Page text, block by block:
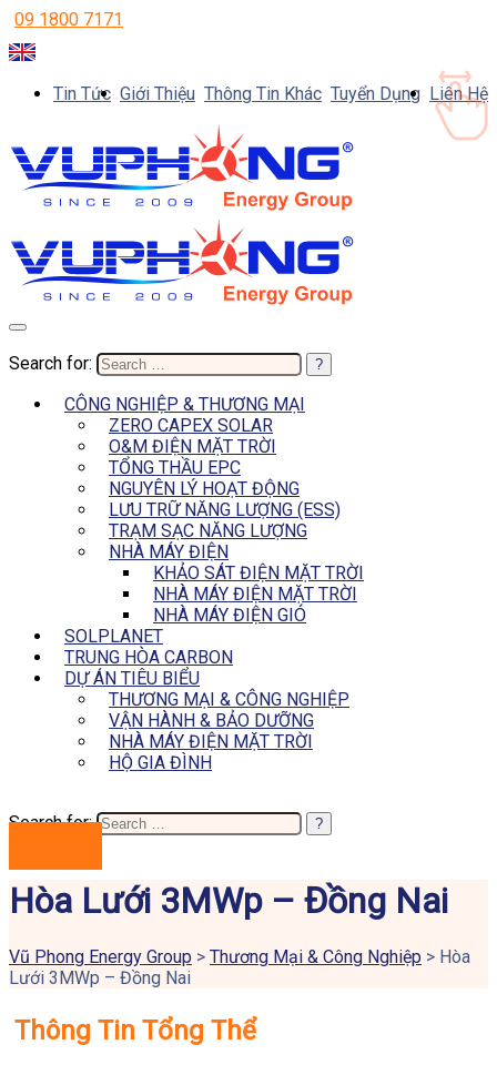
09 1800 7171
Tin Tức Giới Thiệu Thông Tin Khác Tuyển Dụng Liên Hệ
Search for:
CÔNG NGHIỆP & THƯƠNG MẠI
ZERO CAPEX SOLAR
O&M ĐIỆN MẶT TRỜI
TỔNG THẦU EPC
NGUYÊN LÝ HOẠT ĐỘNG
LƯU TRỮ NĂNG LƯỢNG (ESS)
TRẠM SẠC NĂNG LƯỢNG
NHÀ MÁY ĐIỆN
KHẢO SÁT ĐIỆN MẶT TRỜI
NHÀ MÁY ĐIỆN MẶT TRỜI
NHÀ MÁY ĐIỆN GIÓ
SOLPLANET
TRUNG HÒA CARBON
DỰ ÁN TIÊU BIỂU
THƯƠNG MẠI & CÔNG NGHIỆP
VẬN HÀNH & BẢO DƯỠNG
NHÀ MÁY ĐIỆN MẶT TRỜI
HỘ GIA ĐÌNH
Search for:
Hòa Lưới 3MWp – Đồng Nai
Vũ Phong Energy Group > Thương Mại & Công Nghiệp > Hòa
Lưới 3MWp – Đồng Nai
Thông Tin Tổng Thể